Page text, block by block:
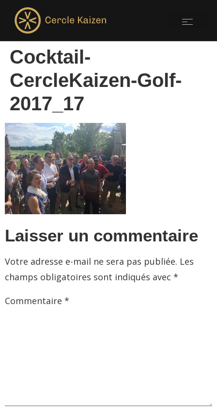
Cocktail-
CercleKaizen-Golf-
2017_17
Laisser un commentaire
Votre adresse e-mail ne sera pas publiée. Les
champs obligatoires sont indiqués avec *
Commentaire *